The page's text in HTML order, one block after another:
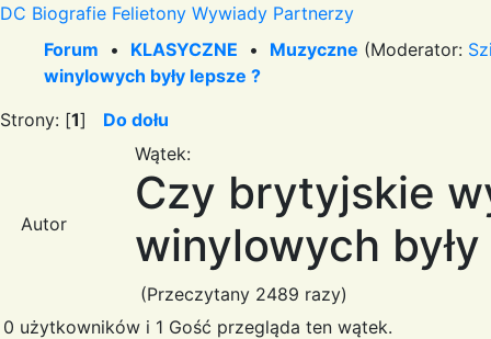
DC Biografie Felietony Wywiady Partnerzy
Forum • KLASYCZNE • Muzyczne (Moderator:
winylowych były lepsze ?
Strony: [1] Do dołu
Autor
Wątek:
Czy brytyjskie
winylowych
(Przeczytany 2489 razy)
0 użytkowników i 1 Gość przegląda ten wątek.